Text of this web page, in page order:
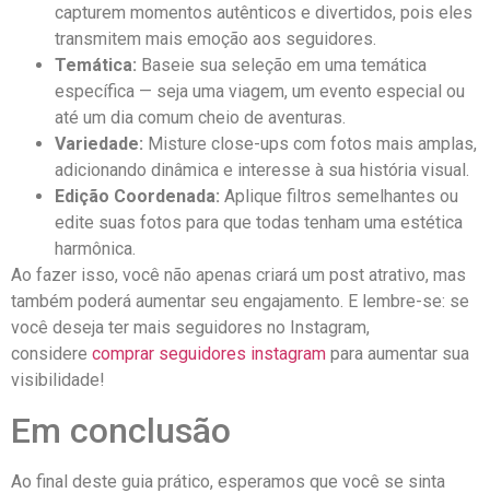
capturem momentos autênticos e divertidos, pois eles‍
transmitem mais emoção aos seguidores.
Temática: Baseie sua seleção em uma temática
específica — seja uma​ viagem, ‍um evento​ especial ou
até um dia comum cheio⁢ de aventuras.
Variedade: ‌Misture close-ups com fotos mais amplas,
adicionando ⁤dinâmica ‌e ‍interesse à sua história visual.
Edição Coordenada: Aplique filtros⁣ semelhantes ou
edite suas fotos para que ⁢todas tenham uma estética
harmônica.
Ao fazer isso,‌ você não⁤ apenas criará um post atrativo, mas⁢
também⁣ poderá aumentar ‍seu engajamento.​ E lembre-se: se
‍você deseja⁢ ter⁣ mais ⁤seguidores no Instagram,⁢
considere comprar‍ seguidores instagram ​para aumentar sua
visibilidade!
Em⁢ conclusão
Ao⁤ final deste guia prático, ‌esperamos que você se sinta